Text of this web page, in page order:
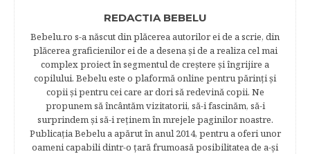
REDACTIA BEBELU
Bebelu.ro s-a născut din plăcerea autorilor ei de a scrie, din
plăcerea graficienilor ei de a desena şi de a realiza cel mai
complex proiect în segmentul de creştere şi îngrijire a
copilului. Bebelu este o plaformă online pentru părinţi şi
copii şi pentru cei care ar dori să redevină copii. Ne
propunem să încântăm vizitatorii, să-i fascinăm, să-i
surprindem şi să-i reţinem în mrejele paginilor noastre.​
Publicația Bebelu a apărut în anul 2014, pentru a oferi unor
oameni capabili dintr-o ţară frumoasă posibilitatea de a-şi